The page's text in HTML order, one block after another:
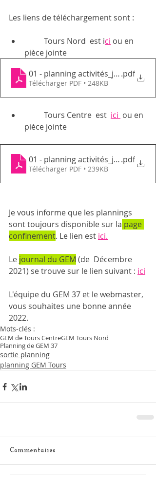
Les liens de téléchargement sont :
	Tours Nord  est i
ci ou en
pièce jointe
01 - planning
.pdf
Télécharger PDF • 248KB
	Tours Centre  est
ici ou en
pièce jointe
01 - planning .pdf
Télécharger PDF • 239KB
Je vous informe que les plannings
sont toujours disponible sur la page
confinement. Le lien est ici.
Le journal du GEM (de  Décembre
2021) se trouve sur le lien suivant : ici
L'équipe du GEM 37 et le webmaster,
vous souhaites une bonne année
2022.
Mots-clés :
GEM de Tours CentreGEM Tours Nord
Planning de GEM 37
sortie planning
planning GEM Tours
Commentaires